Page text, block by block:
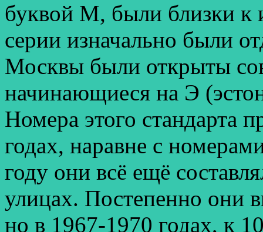
буквой М, были близки
серии изначально были
Москвы были открыты
начинающиеся на Э
Номера этого стандарта
годах, наравне с
году они всё ещё
улицах. Постепенно они
но в 1967-1970 годах, к